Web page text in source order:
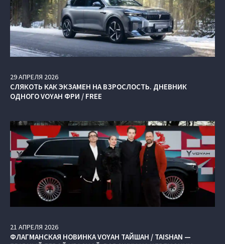
29АПРЕЛЯ 2026
СЛЯКОТЬ КАК ЭКЗАМЕН НА ВЗРОСЛОСТЬ. ДНЕВНИК
ОДНОГО VOYAH ФРИ / FREE
21 АПРЕЛЯ 2026
ФЛАГМАНСКАЯ НОВИНКА VOYAH ТАЙШАН / TAISHAN —